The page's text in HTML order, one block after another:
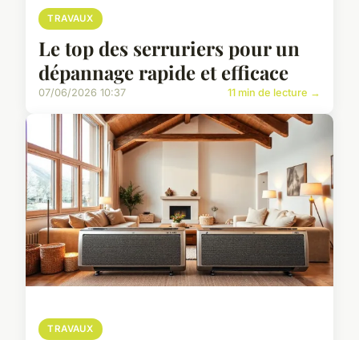
TRAVAUX
Le top des serruriers pour un
dépannage rapide et efficace
07/06/2026 10:37 11 min de lecture →
TRAVAUX